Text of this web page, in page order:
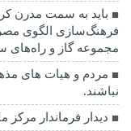
باید به سمت مدرن
فرهنگ‌سازی الگوی
مجموعه گاز و راه‌های
مردم و هیات های
نباشند.
دیدار فرماندار مرکز